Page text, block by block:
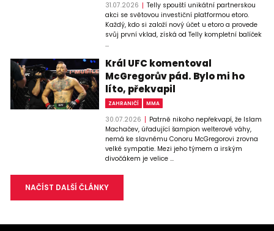
31.07.2026
Telly spouští unikátní partnerskou
akci se světovou investiční platformou etoro.
Každý, kdo si založí nový účet u etoro a provede
svůj první vklad, získá od Telly kompletní balíček
...
Král UFC komentoval
McGregorův pád. Bylo mi ho
líto, překvapil
ZAHRANIČÍ MMA
30.07.2026
Patrně nikoho nepřekvapí, že Islam
Machačev, úřadující šampion welterové váhy,
nemá ke slavnému Conoru McGregorovi zrovna
velké sympatie. Mezi jeho týmem a irským
divočákem je velice ...
NAČÍST DALŠÍ ČLÁNKY